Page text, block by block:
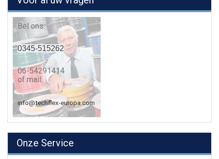
Bel ons:
0345-515262
06-54291414
of mail:
info@techflex-europa.com
Onze Service